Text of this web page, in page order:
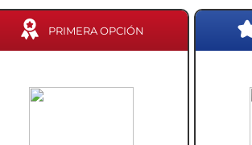
PRIMERA OPCIÓN